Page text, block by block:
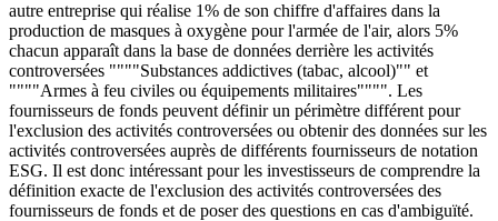
autre entreprise qui réalise 1% de son chiffre d'affaires dans la
production de masques à oxygène pour l'armée de l'air, alors 5%
chacun apparaît dans la base de données derrière les activités
controversées """"Substances addictives (tabac, alcool)"" et
""""Armes à feu civiles ou équipements militaires"""". Les
fournisseurs de fonds peuvent définir un périmètre différent pour
l'exclusion des activités controversées ou obtenir des données sur les
activités controversées auprès de différents fournisseurs de notation
ESG. Il est donc intéressant pour les investisseurs de comprendre la
définition exacte de l'exclusion des activités controversées des
fournisseurs de fonds et de poser des questions en cas d'ambiguïté.